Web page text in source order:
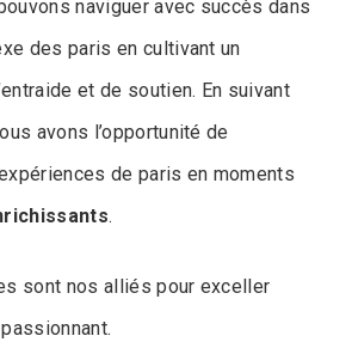
naviguer avec succès dans
des paris en cultivant un
et de soutien. En suivant
avons l’opportunité de
de paris en moments
.
sont nos alliés pour exceller